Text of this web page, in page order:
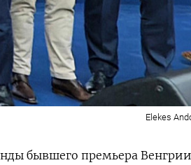
Elekes
бывшего премьера Венгрии